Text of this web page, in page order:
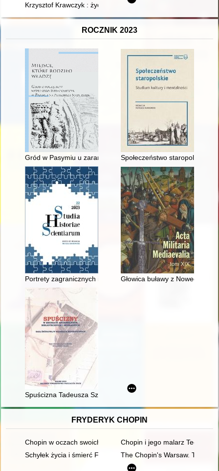
Krzysztof Krawczyk : życie jak wino
ROCZNIK 2023
Gród w Pasymiu u zarania wczesnego średniowiecza na tle
Społeczeństwo staropolskie :
Portrety zagranicznych instytucji wsparcia twórczości
Głowica buławy z Nowego
Spuścizna Tadeusza Szeligowskiego (1896-1963) :
FRYDERYK CHOPIN
Chopin w oczach swoich uczniówChopin i jego malarz Teofil
Schyłek życia i śmierć Fryderyka Chopina [1810-1849]
The Chopin's Warsaw. The